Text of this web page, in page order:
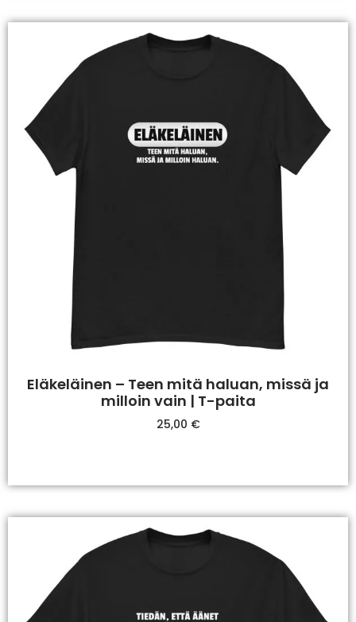
Eläkeläinen – Teen mitä haluan, missä ja
milloin vain | T-paita
25,00 €